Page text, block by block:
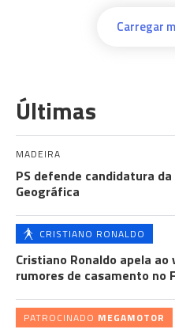
Carregar
Últimas
MADEIRA
PS defende candidatura
Geográfica
CRISTIANO RONALDO
Cristiano Ronaldo apela
rumores de casamento no
PATROCINADO MEGAMOTOR